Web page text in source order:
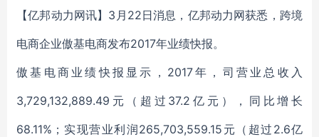
【亿邦动力网讯】3月22日消息，亿邦动力网获悉，跨境
电商企业傲基电商发布2017年业绩快报。
傲基电商业绩快报显示，2017年，司营业总收入
3,729,132,889.49元（超过37.2亿元），同比增长
68.11%；实现营业利润265,703,559.15元（超过2.6亿